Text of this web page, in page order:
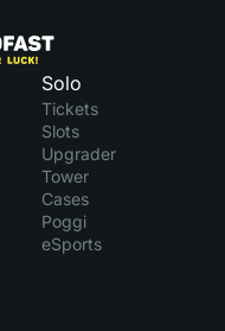
Solo
Tickets
Slots
Upgrader
Tower
Cases
Poggi
eSports